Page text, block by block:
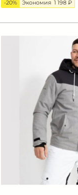
-20% Экономия 1 198 ₽